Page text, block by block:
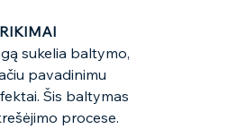
sukelia baltymo,
pavadinimu
Šis baltymas
procese.